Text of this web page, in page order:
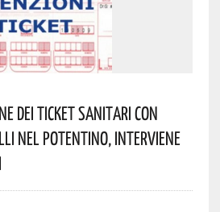
DEI TICKET SANITARI CON
NEL POTENTINO, INTERVIENE